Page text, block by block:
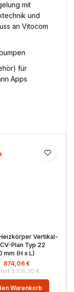
mit
und
an Vitocom
für
Apps
Vertikal-
Plan Typ 22
mm (H x L)
2.106,30 €
874,06 €
Warenkorb